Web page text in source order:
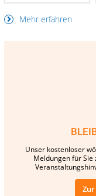
Mehr erfahren
Unser kostenloser
Meldungen für Sie